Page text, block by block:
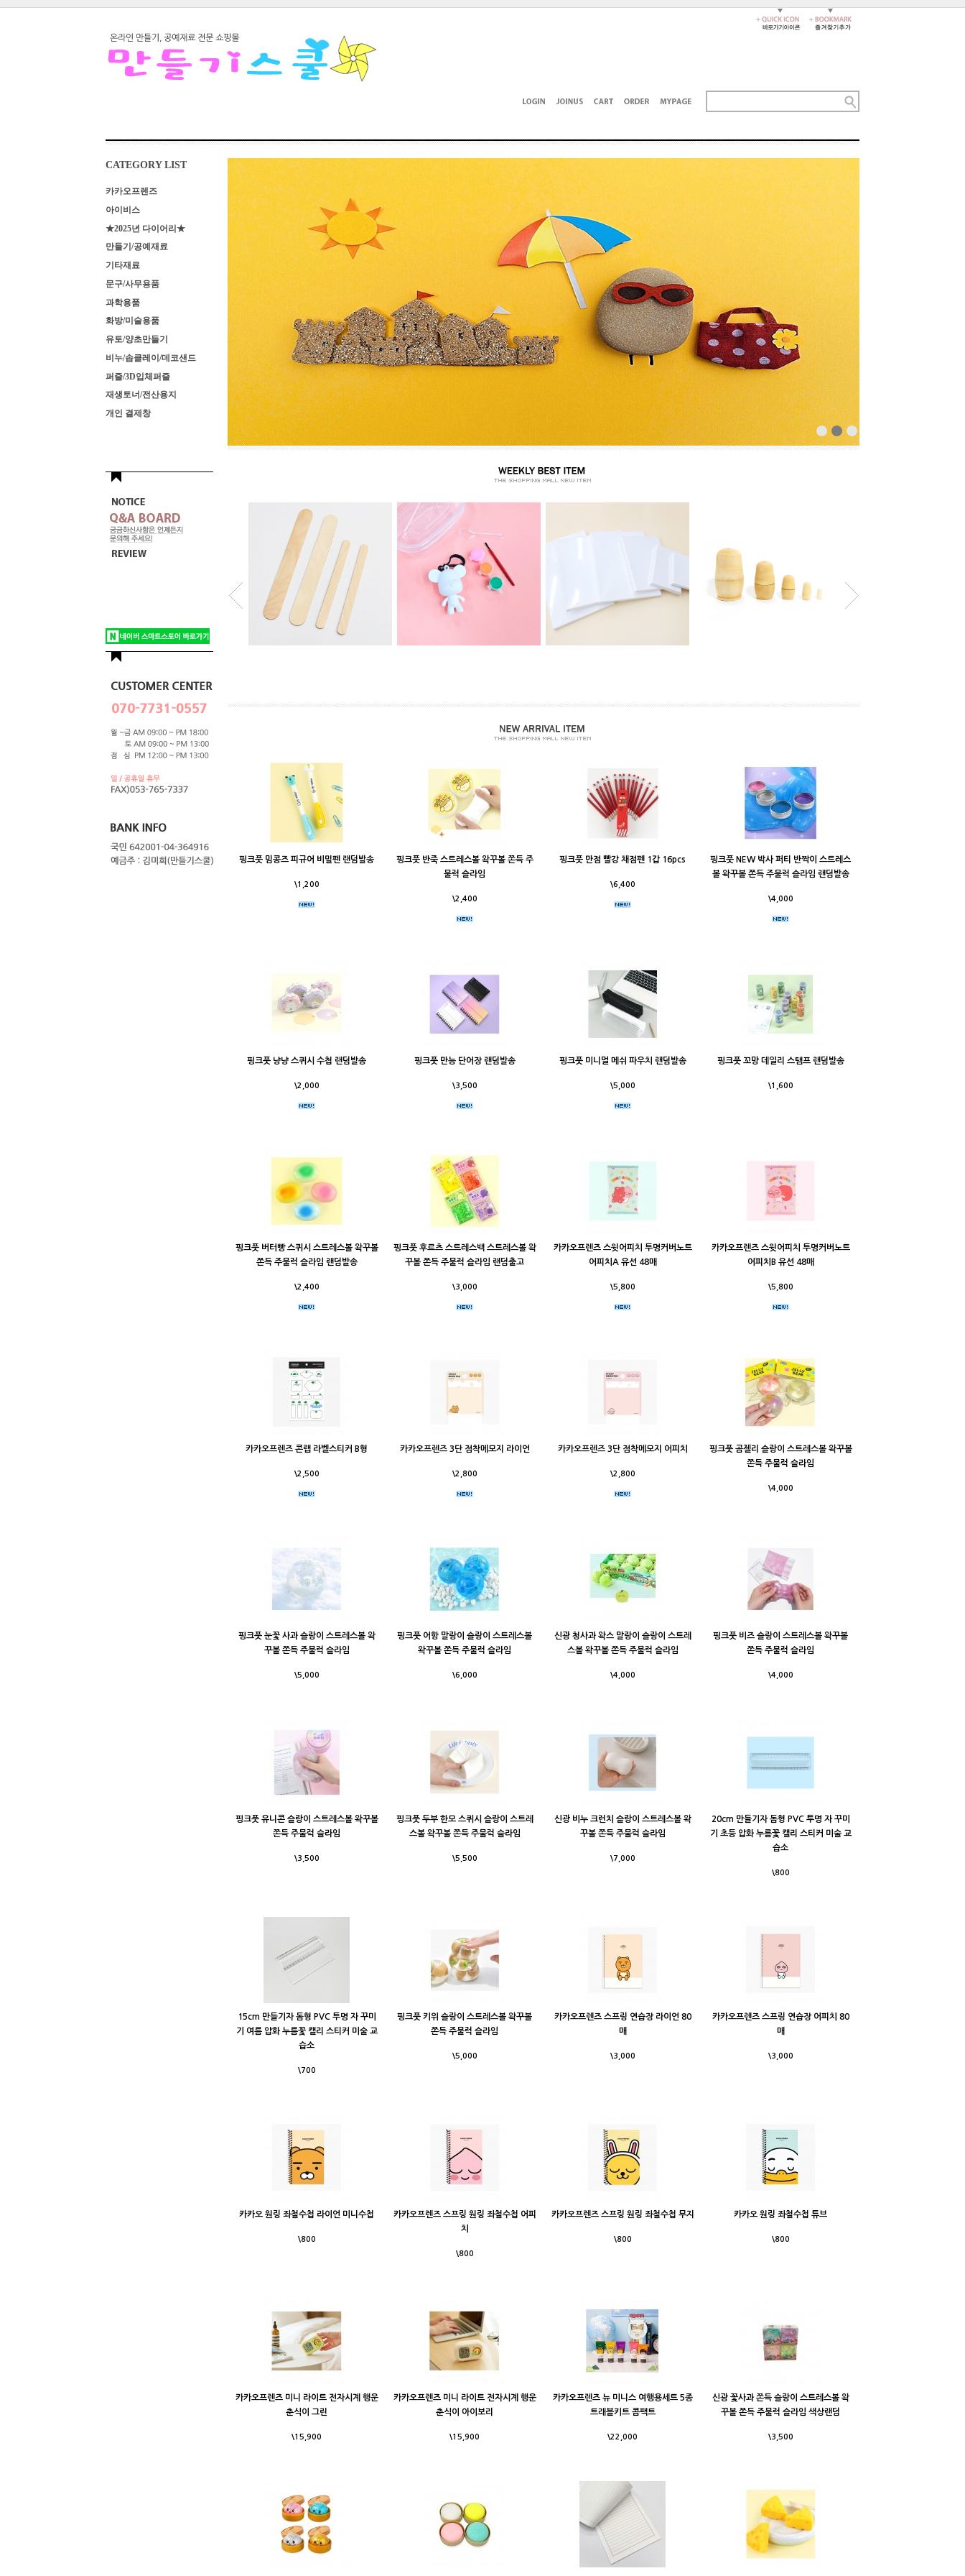
CATEGORY LIST
카카오프렌즈
아이비스
★2025년 다이어리★
만들기/공예재료
기타재료
문구/사무용품
과학용품
화방/미술용품
유토/양초만들기
비누/솝클레이/데코샌드
퍼즐/3D입체퍼즐
재생토너/전산용지
개인 결제창
핑크풋 밈콩즈 피규어 비밀펜 랜덤발송
\1,200
핑크풋 반죽 스트레스볼 왁꾸볼 쫀득 주
물럭 슬라임
\2,400
핑크풋 만점 빨강 채점펜 1갑 16pcs
\6,400
핑크풋 NEW 박사 퍼티 반짝이 스트레스
볼 왁꾸볼 쫀득 주물럭 슬라임 랜덤발송
\4,000
핑크풋 냥냥 스퀴시 수첩 랜덤발송
\2,000
핑크풋 만능 단어장 랜덤발송
\3,500
핑크풋 미니멀 메쉬 파우치 랜덤발송
\5,000
핑크풋 꼬망 데일리 스탬프 랜덤발송
\1,600
핑크풋 버터빵 스퀴시 스트레스볼 왁꾸볼
쫀득 주물럭 슬라임 랜덤발송
\2,400
핑크풋 후르츠 스트레스백 스트레스볼 왁
꾸볼 쫀득 주물럭 슬라임 랜덤출고
\3,000
카카오프렌즈 스윗어피치 투명커버노트
어피치A 유선 48매
\5,800
카카오프렌즈 스윗어피치 투명커버노트
어피치B 유선 48매
\5,800
카카오프렌즈 콘랩 라벨스티커 B형
\2,500
카카오프렌즈 3단 점착메모지 라이언
\2,800
카카오프렌즈 3단 점착메모지 어피치
\2,800
핑크풋 곰젤리 슬랑이 스트레스볼 왁꾸볼
쫀득 주물럭 슬라임
\4,000
핑크풋 눈꽃 사과 슬랑이 스트레스볼 왁
꾸볼 쫀득 주물럭 슬라임
\5,000
핑크풋 어항 말랑이 슬랑이 스트레스볼
왁꾸볼 쫀득 주물럭 슬라임
\6,000
신광 청사과 왁스 말랑이 슬랑이 스트레
스볼 왁꾸볼 쫀득 주물럭 슬라임
\4,000
핑크풋 비즈 슬랑이 스트레스볼 왁꾸볼
쫀득 주물럭 슬라임
\4,000
핑크풋 유니콘 슬랑이 스트레스볼 왁꾸볼
쫀득 주물럭 슬라임
\3,500
핑크풋 두부 한모 스퀴시 슬랑이 스트레
스볼 왁꾸볼 쫀득 주물럭 슬라임
\5,500
신광 비누 크런치 슬랑이 스트레스볼 왁
꾸볼 쫀득 주물럭 슬라임
\7,000
20cm 만들기자 돔형 PVC 투명 자 꾸미
기 초등 압화 누름꽃 캘리 스티커 미술 교
습소
\800
15cm 만들기자 돔형 PVC 투명 자 꾸미
기 여름 압화 누름꽃 캘리 스티커 미술 교
습소
\700
핑크풋 키위 슬랑이 스트레스볼 왁꾸볼
쫀득 주물럭 슬라임
\5,000
카카오프렌즈 스프링 연습장 라이언 80
매
\3,000
카카오프렌즈 스프링 연습장 어피치 80
매
\3,000
카카오 원링 좌철수첩 라이언 미니수첩
\800
카카오프렌즈 스프링 원링 좌철수첩 어피
치
\800
카카오프렌즈 스프링 원링 좌철수첩 무지
\800
카카오 원링 좌철수첩 튜브
\800
카카오프렌즈 미니 라이트 전자시계 행운
춘식이 그린
\15,900
카카오프렌즈 미니 라이트 전자시계 행운
춘식이 아이보리
\15,900
카카오프렌즈 뉴 미니스 여행용세트 5종
트래블키트 콤팩트
\22,000
신광 꽃사과 쫀득 슬랑이 스트레스볼 왁
꾸볼 쫀득 주물럭 슬라임 색상랜덤
\3,500